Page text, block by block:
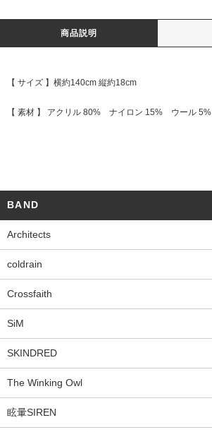
商品説明
【 サイズ 】横約140cm 縦約18cm
【 素材 】 アクリル 80% ナイロン 15% ウール 5%
BAND
Architects
coldrain
Crossfaith
SiM
SKINDRED
The Winking Owl
眩暈SIREN